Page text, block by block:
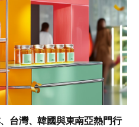
台灣、韓國與東南亞熱門行